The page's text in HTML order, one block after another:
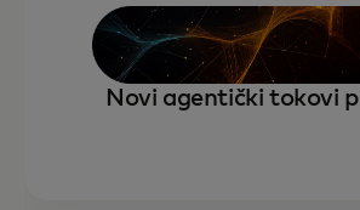
Novi agentički tokovi